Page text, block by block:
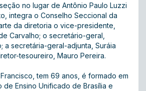
no lugar de Antônio Paulo Luzzi
integra o Conselho Seccional da
da diretoria o vice-presidente,
Carvalho; o secretário-geral,
a secretária-geral-adjunta, Suráia
tesoureiro, Mauro Pereira.
tem 69 anos, é formado em
de Ensino Unificado de Brasília e